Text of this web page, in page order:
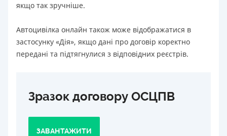
якщо так зручніше.
Автоцивілка онлайн також може відображатися в
застосунку «Дія», якщо дані про договір коректно
передані та підтягнулися з відповідних реєстрів.
Зразок договору ОСЦПВ
ЗАВАНТАЖИТИ